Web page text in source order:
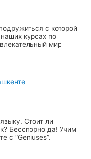
с которой
курсах по
мир
Стоит ли
Бесспорно да! Учим
с “Geniuses”.